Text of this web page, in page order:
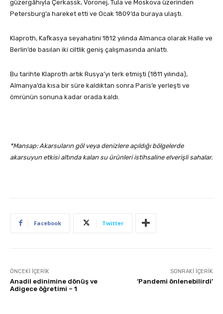
güzergâhıyla Çerkassk, Voronej, Tula ve Moskova üzerinden
Petersburg’a hareket etti ve Ocak 1809’da buraya ulaştı.
Klaproth, Kafkasya seyahatini 1812 yılında Almanca olarak Halle ve
Berlin’de basılan iki ciltlik geniş çalışmasında anlattı.
Bu tarihte Klaproth artık Rusya’yı terk etmişti (1811 yılında),
Almanya’da kısa bir süre kaldıktan sonra Paris’e yerleşti ve
ömrünün sonuna kadar orada kaldı.
*Mansap: Akarsuların göl veya denizlere açıldığı bölgelerde
akarsuyun etkisi altında kalan su ürünleri istihsaline elverişli sahalar.
Facebook Twitter
ÖNCEKI İÇERIK
Anadil edinimine dönüş ve
Adigece öğretimi – 1
SONRAKI İÇERIK
‘Pandemi önlenebilirdi’